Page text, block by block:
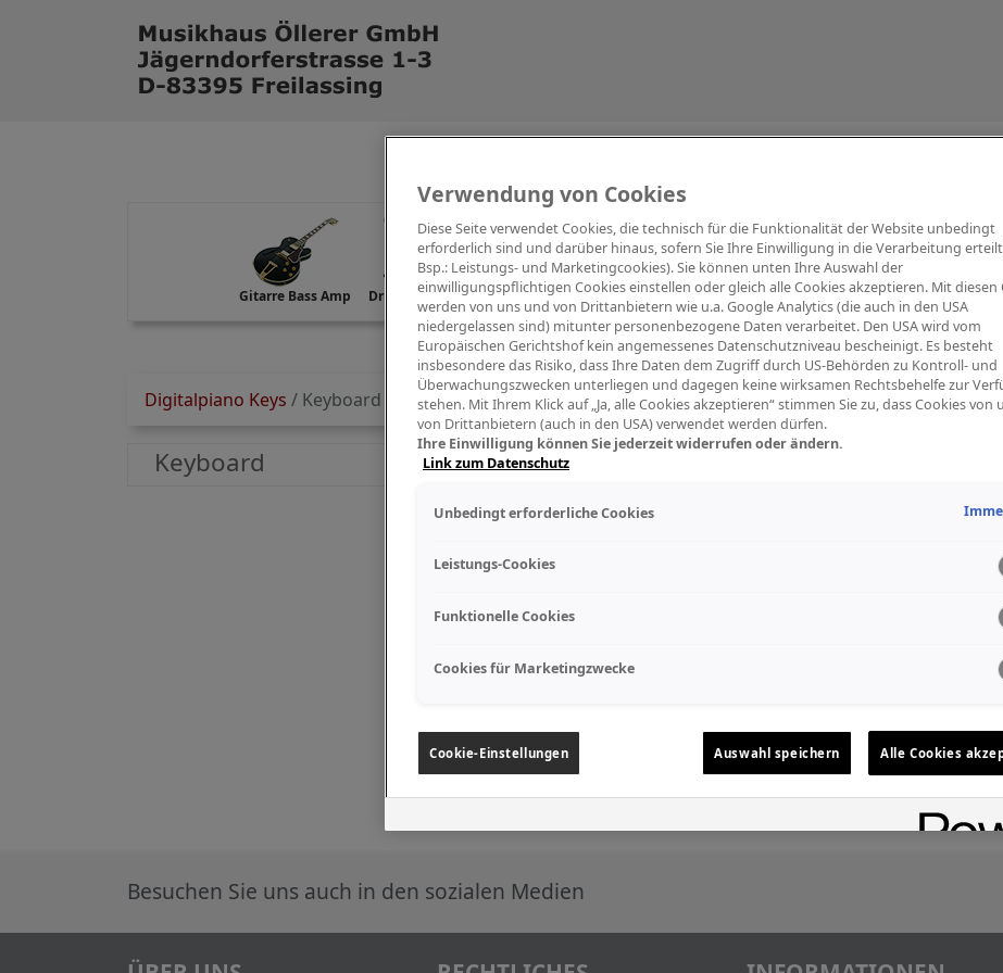
Gitarre Bass Amp Drums Percussion Digitalpiano Keys Blasinstrumente Orchester PA Mikrofon
Digitalpiano Keys / Keyboard
Keyboard
Besuchen Sie uns auch in den sozialen Medien
Verwendung von Cookies
Diese Seite verwendet Cookies, die technisch für die Funktionalität der Website unbedingt
erforderlich sind und darüber hinaus, sofern Sie Ihre Einwilligung in die Verarbeitung
Bsp.: Leistungs- und Marketingcookies). Sie können unten Ihre Auswahl der
einwilligungspflichtigen Cookies einstellen oder gleich alle Cookies akzeptieren. Mit diesen
werden von uns und von Drittanbietern wie u.a. Google Analytics (die auch in den USA
niedergelassen sind) mitunter personenbezogene Daten verarbeitet. Den USA wird vom
Europäischen Gerichtshof kein angemessenes Datenschutzniveau bescheinigt. Es besteht
insbesondere das Risiko, dass Ihre Daten dem Zugriff durch US-Behörden zu Kontroll- und
Überwachungszwecken unterliegen und dagegen keine wirksamen Rechtsbehelfe zur
stehen. Mit Ihrem Klick auf „Ja, alle Cookies akzeptieren“ stimmen Sie zu, dass Cookies von
von Drittanbietern (auch in den USA) verwendet werden dürfen.
Ihre Einwilligung können Sie jederzeit widerrufen oder ändern.
Link zum Datenschutz
Unbedingt erforderliche Cookies
Leistungs-Cookies
Funktionelle Cookies
Cookies für Marketingzwecke
Cookie-Einstellungen Auswahl speichern Alle Cookies